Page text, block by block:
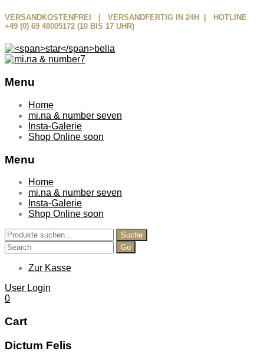
VERSANDKOSTENFREI | VERSANDFERTIG IN 24H | HOTLINE
+49 (0) 69 48005172 (10 BIS 17 UHR)
Menu
Skip
content
Home
mi.na & number seven
Insta-Galerie
Shop Online soon
Menu
Home
mi.na & number seven
Insta-Galerie
Shop Online soon
Suche
nach:
Suche
Search
for:
Zur Kasse
User Login
0
Cart
Dictum Felis